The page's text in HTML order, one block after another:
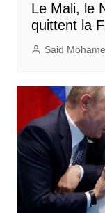
Le Mali, le
quittent la
Said